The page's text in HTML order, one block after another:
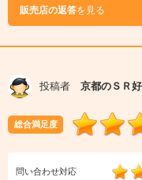
販売店の返答を見る
投稿者 京都のＳＲ
総合満足度
問い合わせ対応